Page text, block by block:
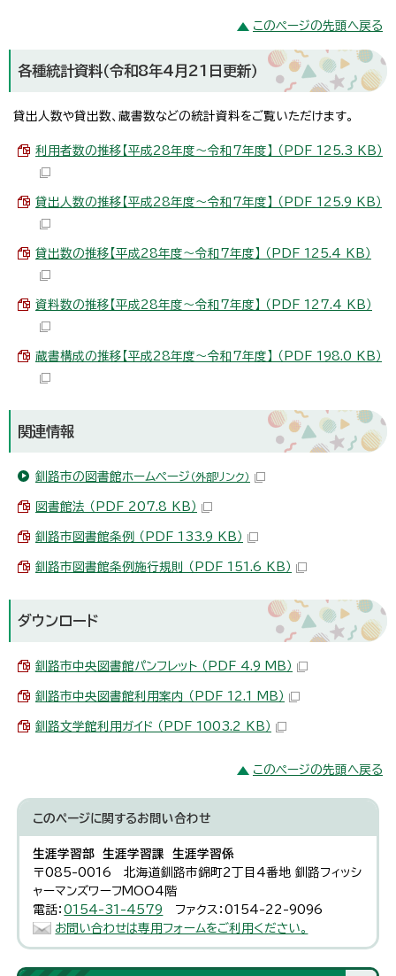
このページの先頭へ戻る
各種統計資料（令和8年4月21日更新）
貸出人数や貸出数、蔵書数などの統計資料をご覧いただけます。
利用者数の推移【平成28年度～令和7年度】 （PDF 125.3 KB）
貸出人数の推移【平成28年度～令和7年度】 （PDF 125.9 KB）
貸出数の推移【平成28年度～令和7年度】 （PDF 125.4 KB）
資料数の推移【平成28年度～令和7年度】 （PDF 127.4 KB）
蔵書構成の推移【平成28年度～令和7年度】 （PDF 198.0 KB）
関連情報
釧路市の図書館ホームページ （外部リンク）
図書館法 （PDF 207.8 KB）
釧路市図書館条例 （PDF 133.9 KB）
釧路市図書館条例施行規則 （PDF 151.6 KB）
ダウンロード
釧路市中央図書館パンフレット （PDF 4.9 MB）
釧路市中央図書館利用案内 （PDF 12.1 MB）
釧路文学館利用ガイド （PDF 1003.2 KB）
このページの先頭へ戻る
このページに関するお問い合わせ
生涯学習部 生涯学習課 生涯学習係
〒085-0016 北海道釧路市錦町2丁目4番地 釧路フィッシ
ャーマンズワーフMOO4階
電話：0154-31-4579
ファクス：0154-22-9096
お問い合わせは専用フォームをご利用ください。